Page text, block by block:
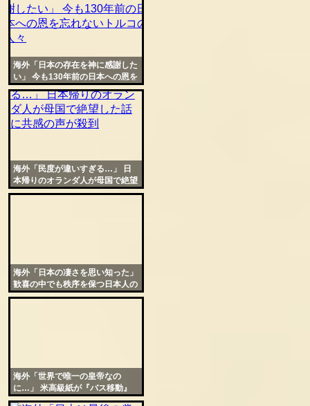
海外「日本の存在を神に感謝した
い」 今も130年前の日本への恩を
忘れないトルコの人々
海外「民度が違いすぎる…」 日
本帰りのオランダ人が母国で絶望
した話に共感の声が殺到
海外「日本の凄さを思い知った」
歓喜の中でも秩序を保つ日本人の
姿に世界から称賛の声
海外「世界で唯一の皇帝なの
に…」 米高級紙が『バス移動』
を選んだ両陛下と米大統領の差を